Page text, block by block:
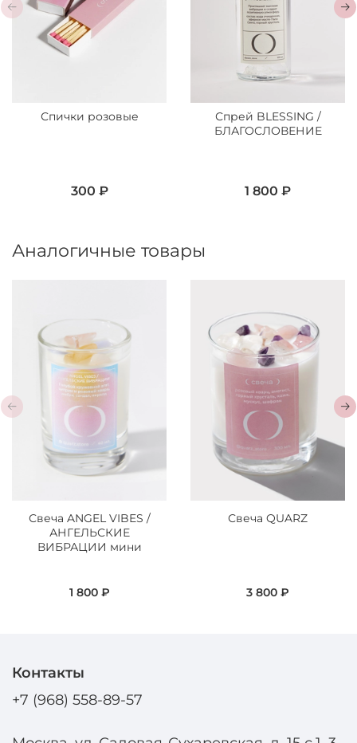
Спички розовые
300 ₽
Спрей BLESSING /
БЛАГОСЛОВЕНИЕ
1 800 ₽
Аналогичные товары
Свеча ANGEL VIBES /
АНГЕЛЬСКИЕ
ВИБРАЦИИ мини
1 800 ₽
Свеча QUARZ
3 800 ₽
Контакты
+7 (968) 558-89-57